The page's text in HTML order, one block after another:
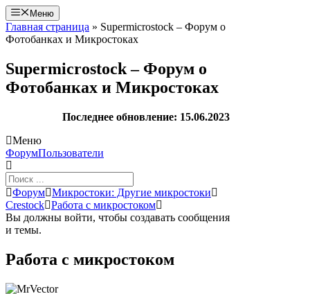
Перейти
к
содержимому
Меню
Главная страница » Supermicrostock – Форум о
Фотобанках и Микростоках
Supermicrostock – Форум о
Фотобанках и Микростоках
Последнее обновление: 15.06.2023
Меню
Навигация
Форума
ФорумПользователи
Форум
breadcrumbs
-
Вы
Форум Микростоки: Другие микростоки
Crestock Работа с микростоком
Вы должны войти, чтобы создавать сообщения
и темы.
Работа с микростоком